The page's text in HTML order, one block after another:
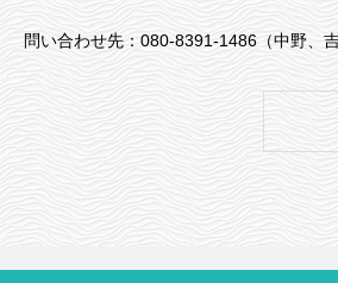
問い合わせ先：080-8391-1486（中野、吉